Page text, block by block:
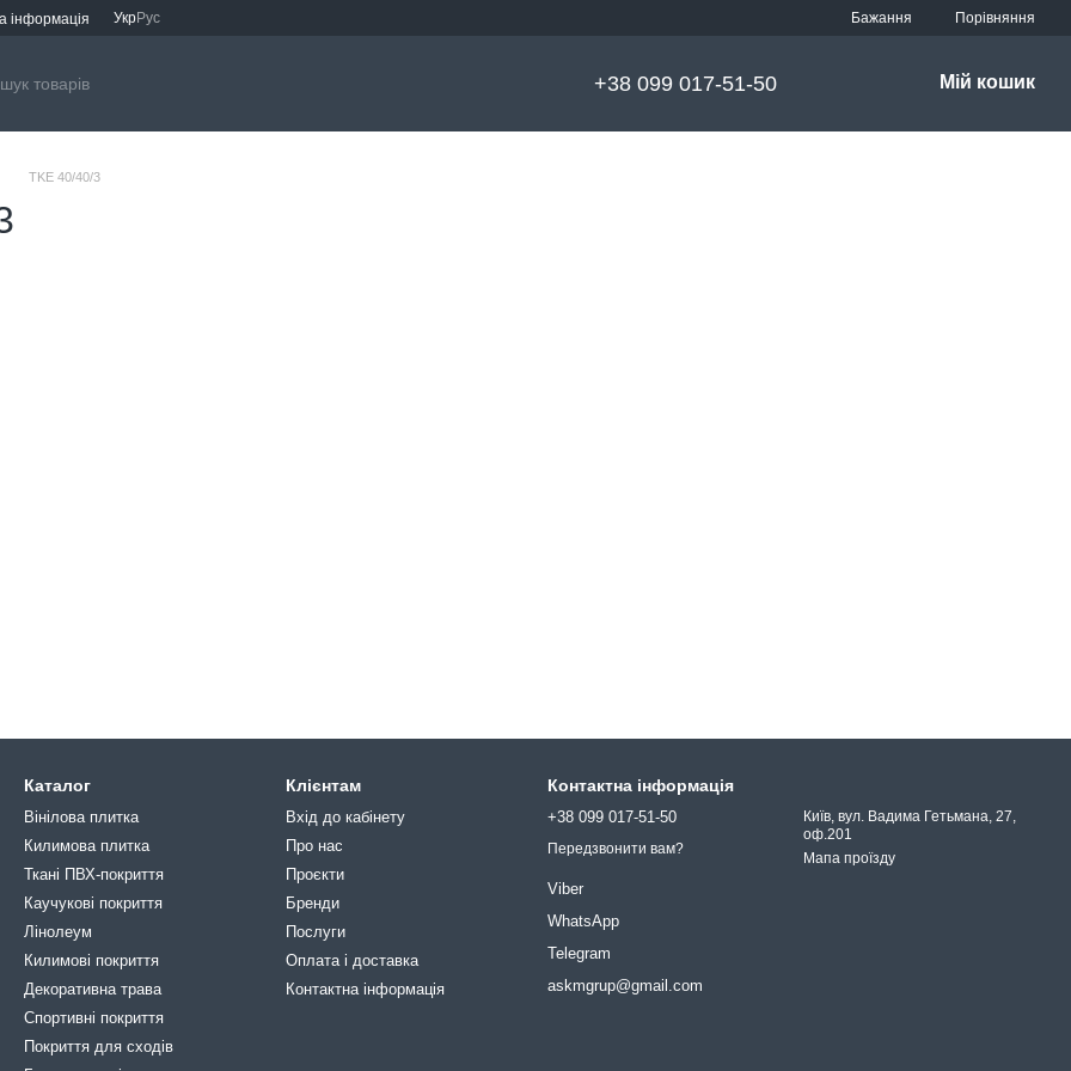
інформація УкрРус Бажання Порівняння
+38 099 017-51-50 Мій кошик
TKE 40/40/3
Каталог
Вінілова плитка
Килимова плитка
Ткані ПВХ-покриття
Каучукові покриття
Лінолеум
Килимові покриття
Декоративна трава
Спортивні покриття
Покриття для сходів
Клієнтам
Вхід до кабінету
Про нас
Проєкти
Бренди
Послуги
Оплата і доставка
Контактна інформація
Контактна інформація
+38 099 017-51-50
Передзвонити вам?
Viber
WhatsApp
Telegram
askmgrup@gmail.com
Київ, вул. Вадима Гетьмана, 27,
оф.201
Мапа проїзду